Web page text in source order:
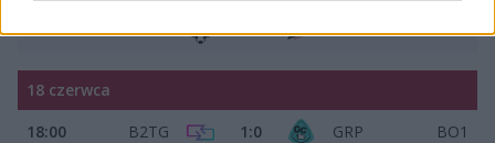
21:00 WOLF 0:1 Z10 BO1
18 czerwca
18:00
B2TG 1:0 GRP BO1